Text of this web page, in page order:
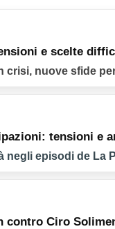
e scelte
crisi, nuove sfide
tensioni e
negli episodi de La
contro Ciro